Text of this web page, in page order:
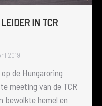
IN TCR
2019
de Hungaroring
meeting van de TCR
bewolkte hemel en